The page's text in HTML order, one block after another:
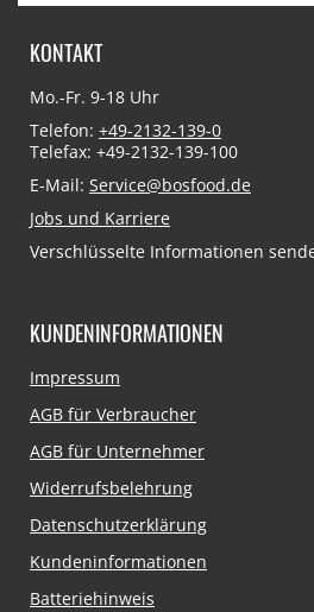
KONTAKT
Mo.-Fr. 9-18 Uhr
Telefon: +49-2132-139-0
Telefax: +49-2132-139-100
E-Mail: Service@bosfood.de
Jobs und Karriere
Verschlüsselte Informationen
KUNDENINFORMATIONEN
Navigation
Impressum
AGB für Verbraucher
AGB für Unternehmer
Widerrufsbelehrung
Datenschutzerklärung
Kundeninformationen
Batteriehinweis